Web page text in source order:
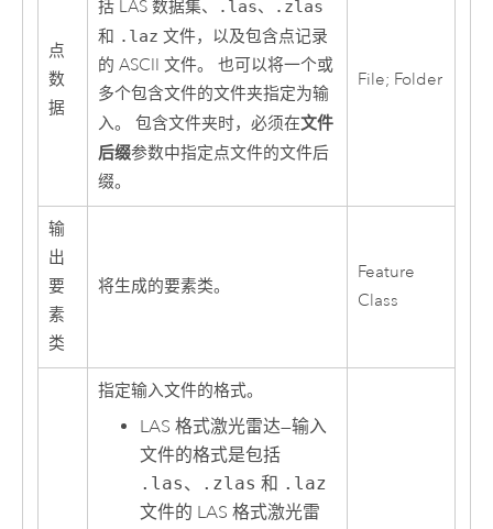
点
数
据
括 LAS 数据集、
.las、 .zlas
和 .laz 文件，以及包含点记录
的 ASCII 文件。 也可以将一个或
多个包含文件的文件夹指定为输
入。 包含文件夹时，必须在文件
后缀参数中指定点文件的文件后
缀。
File; Folder
输
出
要
素
类
将生成的要素类。
Feature
Class
指定输入文件的格式。
LAS 格式激光雷达—输入
文件的格式是包括
.las、 .zlas 和 .laz
文件的 LAS 格式激光雷